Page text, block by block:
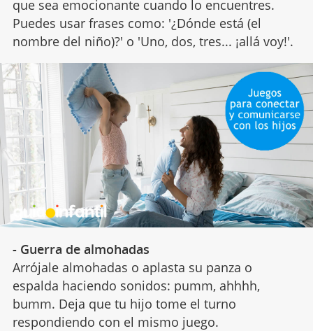
que sea emocionante cuando lo encuentres.
Puedes usar frases como: '¿Dónde está (el
nombre del niño)?' o 'Uno, dos, tres... ¡allá voy!'.
- Guerra de almohadas
Arrójale almohadas o aplasta su panza o
espalda haciendo sonidos: pumm, ahhhh,
bumm. Deja que tu hijo tome el turno
respondiendo con el mismo juego.